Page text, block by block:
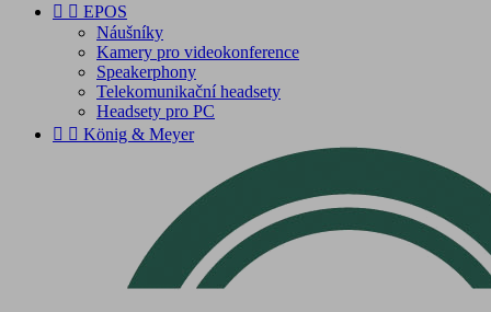
  EPOS
Náušníky
Kamery pro videokonference
Speakerphony
Telekomunikační headsety
Headsety pro PC
  König & Meyer